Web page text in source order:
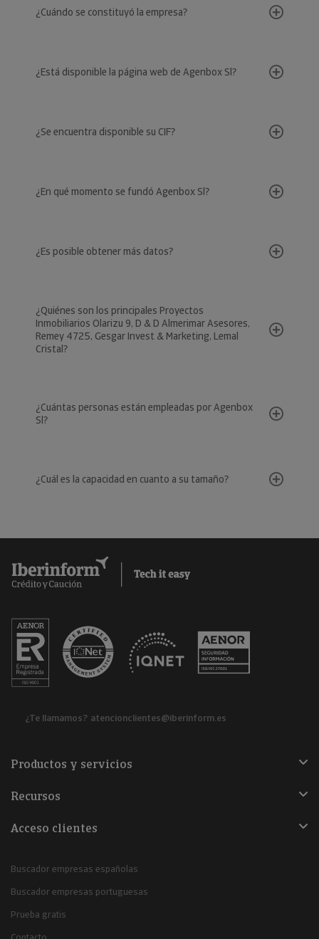
¿Cuándo se constituyó la empresa?
¿Está disponible la página web de Agenbox Sl?
¿Se encuentra disponible su CIF?
¿En qué momento se fundó Agenbox Sl?
¿Es posible obtener más datos?
¿Quiénes son los principales Proyectos
Inmobiliarios Olarizu 9, D & D Almerimar Asesores,
Remey 4725, Gesgar Invest & Marketing, Lemal
Cristal?
¿Cuántas personas están empleadas por Agenbox
Sl?
¿Cuál es la capacidad en cuanto a su tamaño?
¿Te llamamos? atencionclientes@iberinform.es
Productos y servicios
Recursos
Acceso clientes
Buscador empresas españolas
Buscador empresas portuguesas
Prueba gratis